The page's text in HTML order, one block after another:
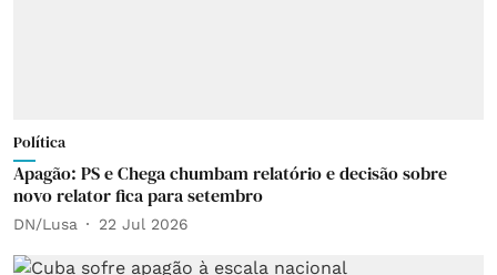
Política
Apagão: PS e Chega chumbam relatório e decisão sobre
novo relator fica para setembro
DN/Lusa 22 Jul 2026